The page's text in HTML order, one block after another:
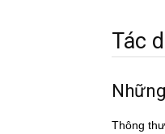
Tác
Thông